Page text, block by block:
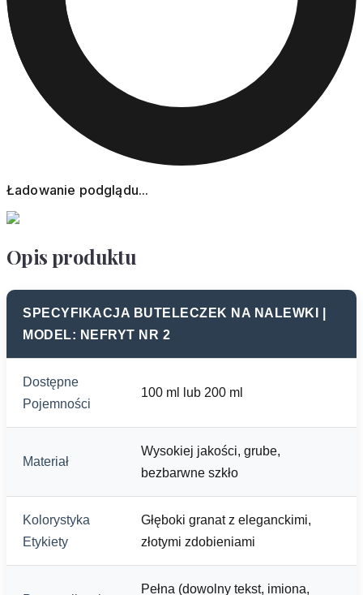
Ładowanie podglądu...
Opis produktu
SPECYFIKACJA BUTELECZEK NA NALEWKI |
MODEL: NEFRYT NR 2
Dostępne
Pojemności
100 ml lub 200 ml
Materiał
Wysokiej jakości, grube,
bezbarwne szkło
Kolorystyka
Etykiety
Głęboki granat z eleganckimi,
złotymi zdobieniami
Pełna (dowolny tekst, imiona,